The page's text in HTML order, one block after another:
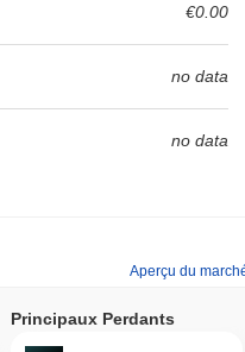
€0.00
no data
no data
Aperçu du
Principaux Perdants